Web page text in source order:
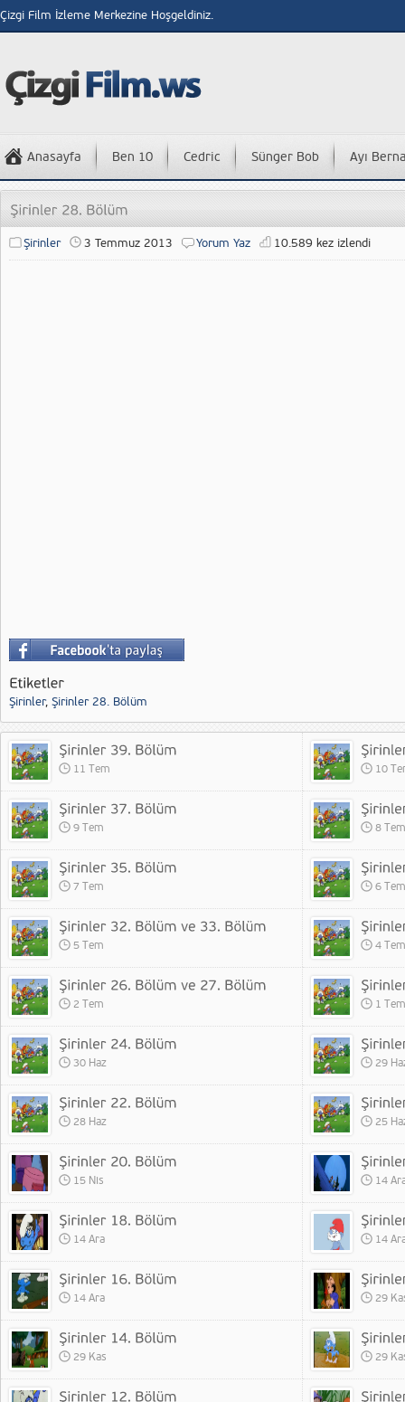
Çizgi Film İzleme Merkezine Hoşgeldiniz.
Anasayfa Ben 10 Cedric Sünger Bob Ayı
Şirinler 3 Temmuz 2013 Yorum Yaz 10.589 kez izlendi
Şirinler, Şirinler 28. Bölüm
11 Tem 10
9 Tem 8 Tem
7 Tem 6 Tem
5 Tem 4 Tem
2 Tem 1 Tem
30 Haz 29
28 Haz 25
15 Nis 14
14 Ara 14
14 Ara 29
29 Kas 29